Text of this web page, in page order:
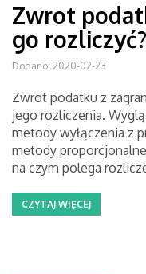
Zwrot
go rozliczyć?
Dodano: 2020-02-23
Zwrot podatku z
jego rozliczenia.
metody wyłączenia z
metody
na czym polega
CZYTAJ WIĘCEJ